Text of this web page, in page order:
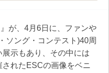
が、4月6日に、ファンや
ソング・コンテスト)40周
示もあり、その中には
れたESCの画像をベニ